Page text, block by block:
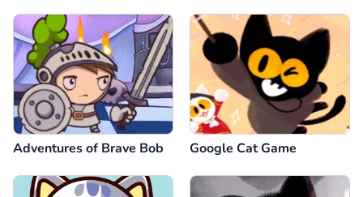
Adventures of Brave Bob Google Cat Game